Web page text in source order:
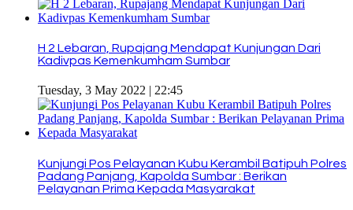
H 2 Lebaran, Rupajang Mendapat Kunjungan Dari
Kadivpas Kemenkumham Sumbar
Tuesday, 3 May 2022 | 22:45
Kunjungi Pos Pelayanan Kubu Kerambil Batipuh Polres
Padang Panjang, Kapolda Sumbar : Berikan
Pelayanan Prima Kepada Masyarakat